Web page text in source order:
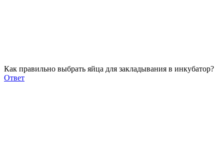
Как правильно выбрать яйца для закладывания в инкубатор?
Ответ